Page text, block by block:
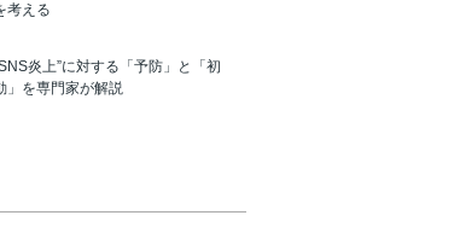
考える
炎上”に対する「予防」と「初
」を専門家が解説